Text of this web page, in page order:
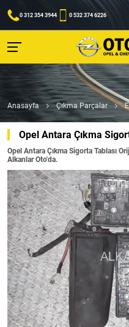
0 312 354 3944 0 532 374 6226
Anasayfa Çıkma Parçalar
Opel Antara Çıkma
Opel Antara Çıkma Sigorta Tablası
Alkanlar Oto'da.